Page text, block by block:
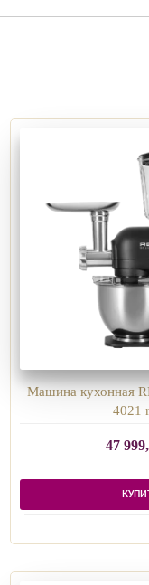
Машина кухонная
4021
47